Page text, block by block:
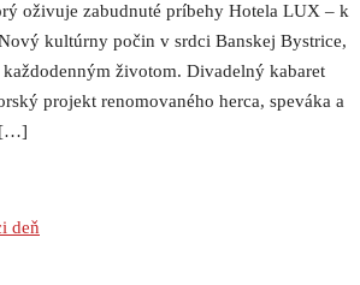
oživuje zabudnuté príbehy Hotela LUX – k
kultúrny počin v srdci Banskej Bystrice,
každodenným životom. Divadelný kabaret
projekt renomovaného herca, speváka a
[…]
deň